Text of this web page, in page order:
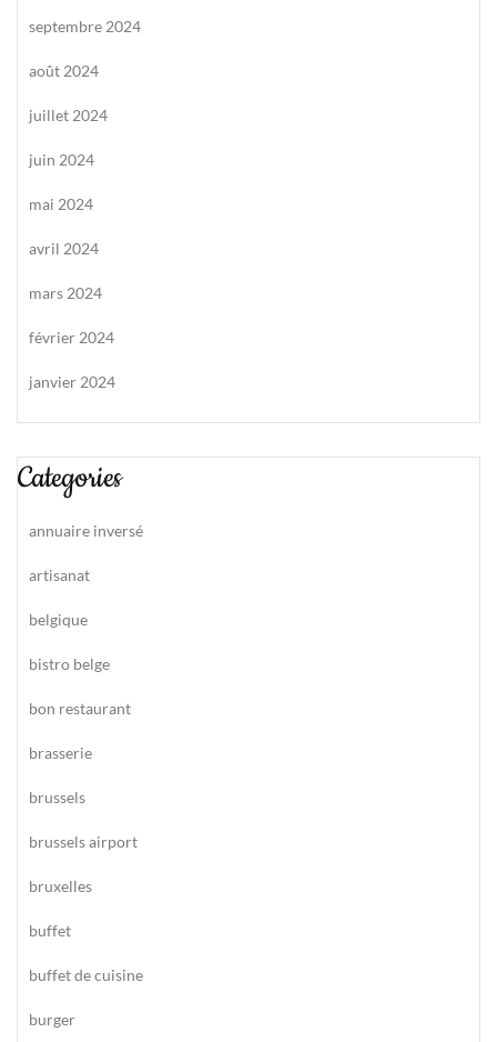
septembre 2024
août 2024
juillet 2024
juin 2024
mai 2024
avril 2024
mars 2024
février 2024
janvier 2024
Categories
annuaire inversé
artisanat
belgique
bistro belge
bon restaurant
brasserie
brussels
brussels airport
bruxelles
buffet
buffet de cuisine
burger